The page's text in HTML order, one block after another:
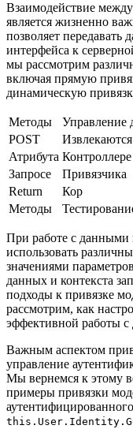
Взаимодействие
является жизненно
позволяет передавать
интерфейса к
мы рассмотрим
включая прямую
динамическую
Методы Управление
POST
Извлекаются
Атрибута Контроллере
Запросе
Привязчика
Return
Кор
Методы
При работе с
использовать
значениями
данных и контекста
подходы к привязке
рассмотрим, как
эффективной работы
Важным аспектом
управление
Мы вернемся к этому
примеры привязки